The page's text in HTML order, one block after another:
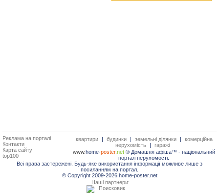
Реклама на порталі
Контакти
Карта сайту
top100
квартири | будинки | земельні ділянки |
комерційна
нерухомість
|
гаражі
www.home-poster.net® Домашня афіша™ - національний
портал нерухомості.
Всі права застережені. Будь-яке використання інформації можливе лише з
посиланням на портал.
© Copyright 2009-2026 home-poster.net
Наші партнери: